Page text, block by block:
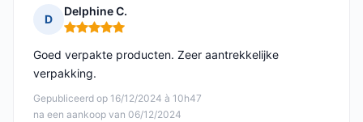
D
Delphine C.
Opmerking: 5 van 5
Gepubliceerd op 16/12/2024 à 10h47
na een aankoop van 06/12/2024
Goed verpakte producten. Zeer aantrekkelijke
verpakking.